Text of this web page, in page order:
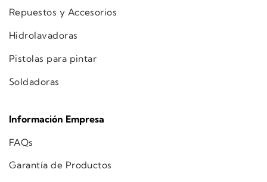
Repuestos y Accesorios
Hidrolavadoras
Pistolas para pintar
Soldadoras
Información Empresa
FAQs
Garantía de Productos